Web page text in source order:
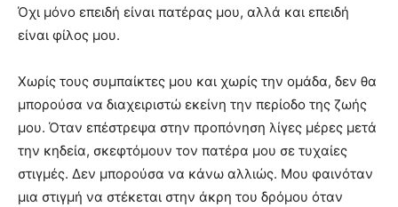
Όχι μόνο επειδή είναι πατέρας μου, αλλά και επειδή
είναι φίλος μου.
Χωρίς τους συμπαίκτες μου και χωρίς την ομάδα, δεν θα
μπορούσα να διαχειριστώ εκείνη την περίοδο της ζωής
μου. Όταν επέστρεψα στην προπόνηση λίγες μέρες μετά
την κηδεία, σκεφτόμουν τον πατέρα μου σε τυχαίες
στιγμές. Δεν μπορούσα να κάνω αλλιώς. Μου φαινόταν
μια στιγμή να στέκεται στην άκρη του δρόμου όταν